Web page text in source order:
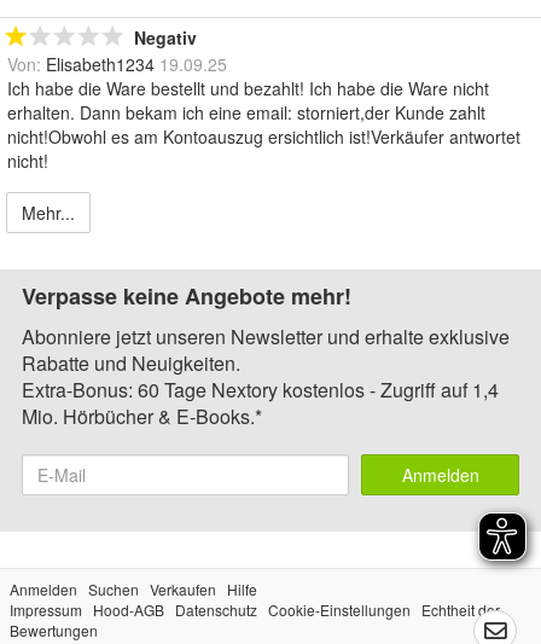
Negativ
Von: Elisabeth1234 19.09.25
Ich habe die Ware bestellt und bezahlt! Ich habe die Ware nicht
erhalten. Dann bekam ich eine email: storniert,der Kunde zahlt
nicht!Obwohl es am Kontoauszug ersichtlich ist!Verkäufer antwortet
nicht!
Mehr...
Verpasse keine Angebote mehr!
Abonniere jetzt unseren Newsletter und erhalte exklusive
Rabatte und Neuigkeiten.
Extra-Bonus: 60 Tage Nextory kostenlos - Zugriff auf 1,4
Mio. Hörbücher & E-Books.*
Anmelden
Anmelden Suchen Verkaufen
Hilfe
Impressum
Hood-AGB Datenschutz Cookie-Einstellungen
Echtheit der
Bewertungen